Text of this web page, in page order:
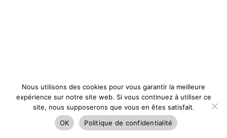
Nous utilisons des cookies pour vous garantir la meilleure
expérience sur notre site web. Si vous continuez à utiliser ce
site, nous supposerons que vous en êtes satisfait.
OK
Politique de confidentialité